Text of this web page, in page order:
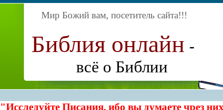
Мир Божий вам, посетитель сайта!!!
Библия онлайн -
всё о Библии
"Исследуйте Писания, ибо вы думаете чрез